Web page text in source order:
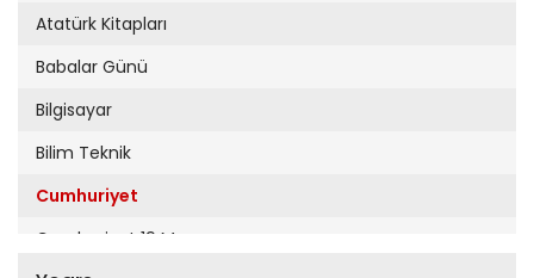
Atatürk Kitapları
Babalar Günü
Bilgisayar
Bilim Teknik
Cumhuriyet
Cumhuriyet 19 Mayıs